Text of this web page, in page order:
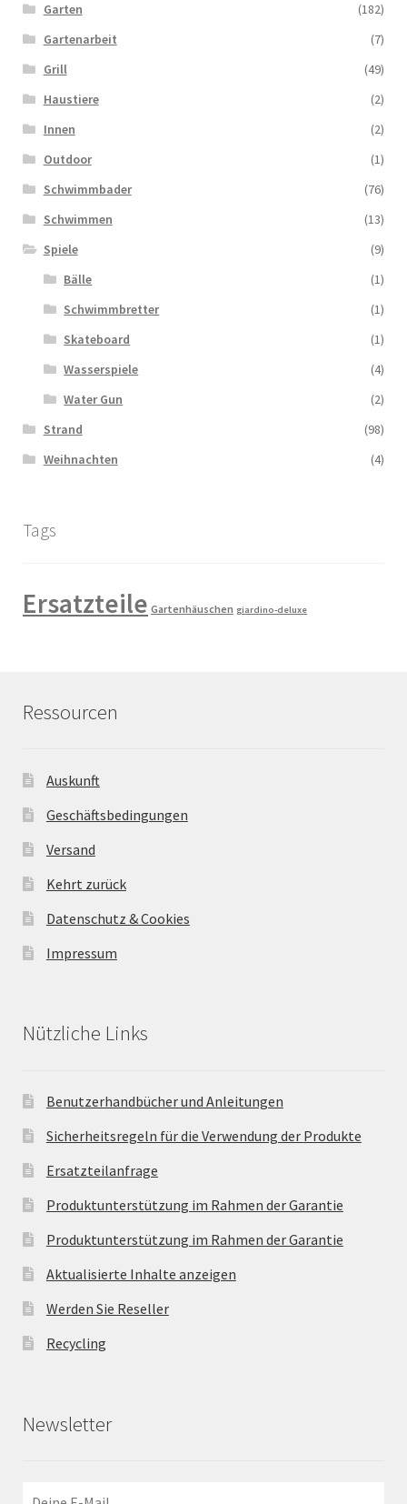
Garten
(182)
Gartenarbeit
(7)
Grill
(49)
Haustiere
(2)
Innen
(2)
Outdoor
(1)
Schwimmbader
(76)
Schwimmen
(13)
Spiele
(9)
Bälle
(1)
Schwimmbretter
(1)
Skateboard
(1)
Wasserspiele
(4)
Water Gun
(2)
Strand
(98)
Weihnachten
(4)
Tags
Ersatzteile Gartenhäuschen giardino-deluxe
Ressourcen
Auskunft
Geschäftsbedingungen
Versand
Kehrt zurück
Datenschutz & Cookies
Impressum
Nützliche Links
Benutzerhandbücher und Anleitungen
Sicherheitsregeln für die Verwendung der Produkte
Ersatzteilanfrage
Produktunterstützung im Rahmen der Garantie
Produktunterstützung im Rahmen der Garantie
Aktualisierte Inhalte anzeigen
Werden Sie Reseller
Recycling
Newsletter